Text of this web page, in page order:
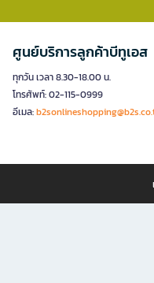
ศูนย์บริการลูกค้าบีทูเอส
ทุกวัน เวลา 8.30-18.00 น.
โทรศัพท์: 02-115-0999
อีเมล: